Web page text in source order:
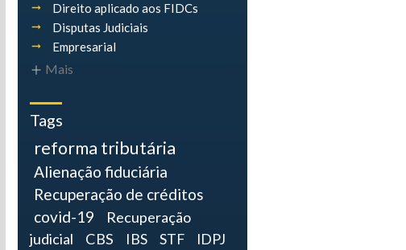
Direito aplicado aos FIDCs
Disputas Judiciais
Empresarial
Mais
Tags
reforma tributária
Alienação fiduciária
Recuperação de créditos
covid-19
Recuperação
judicial
CBS IBS STF
IDPJ